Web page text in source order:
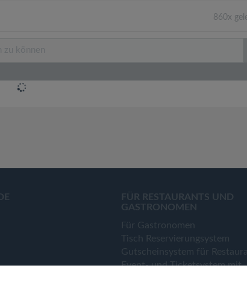
860x
FÜR RESTAURANTS UND
GASTRONOMEN
Für Gastronomen
Tisch Reservierungsystem
Gutscheinsystem für
Event- und Ticketsystem mit